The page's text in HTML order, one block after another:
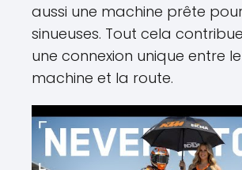
aussi une machine prête
sinueuses. Tout cela
une connexion unique entre
machine et la route.